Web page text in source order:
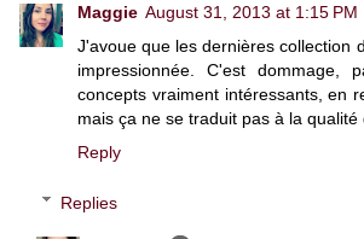
Maggie August 31, 2013 at 1:15 PM
J'avoue que les dernières collection
impressionnée. C'est dommage,
concepts vraiment intéressants, en
mais ça ne se traduit pas à la
Reply
Replies